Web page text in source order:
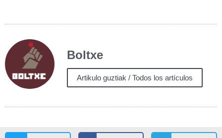
Boltxe
Artikulo guztiak / Todos los artículos